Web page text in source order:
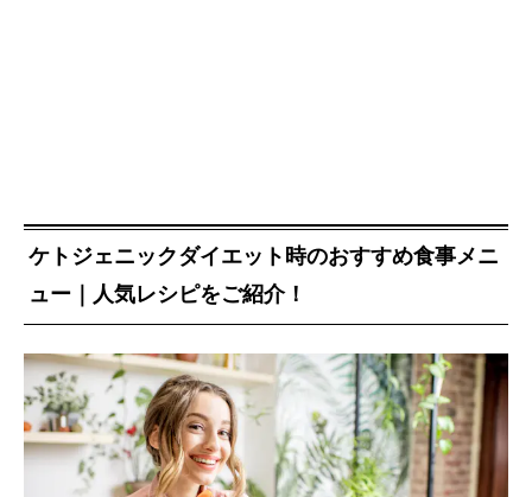
ケトジェニックダイエット時のおすすめ食事メニ
ュー｜人気レシピをご紹介！